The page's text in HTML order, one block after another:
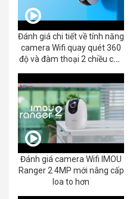
Đánh giá chi tiết về tính năng
camera Wifi quay quét 360
độ và đàm thoại 2 chiều của
Đánh giá camera Wifi IMOU
Ranger 2 4MP mới nâng cấp
loa to hơn